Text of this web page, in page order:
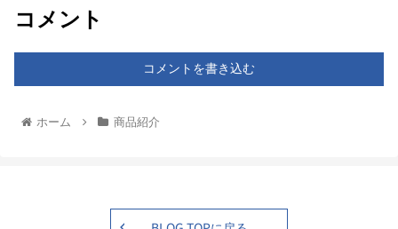
コメント
コメントを書き込む
ホーム 商品紹介